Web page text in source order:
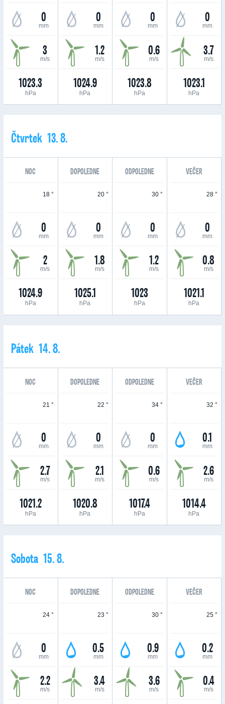
0
mm
3
m/s
1023.3
hPa
0
mm
1.2
m/s
1024.9
hPa
0
mm
0.6
m/s
1023.8
hPa
0
mm
3.7
m/s
1023.1
hPa
Čtvrtek 13. 8.
NOC DOPOLEDNE ODPOLEDNE VEČER
18 °
0
mm
2
m/s
1024.9
hPa
20 °
0
mm
1.8
m/s
1025.1
hPa
30 °
0
mm
1.2
m/s
1023
hPa
28 °
0
mm
0.8
m/s
1021.1
hPa
Pátek 14. 8.
NOC DOPOLEDNE ODPOLEDNE VEČER
21 °
0
mm
2.7
m/s
1021.2
hPa
22 °
0
mm
2.1
m/s
1020.8
hPa
34 °
0
mm
0.6
m/s
1017.4
hPa
32 °
0.1
mm
2.6
m/s
1014.4
hPa
Sobota 15. 8.
NOC DOPOLEDNE ODPOLEDNE VEČER
24 °
0
mm
2.2
m/s
23 °
0.5
mm
3.4
m/s
30 °
0.9
mm
3.6
m/s
25 °
0.2
mm
0.4
m/s